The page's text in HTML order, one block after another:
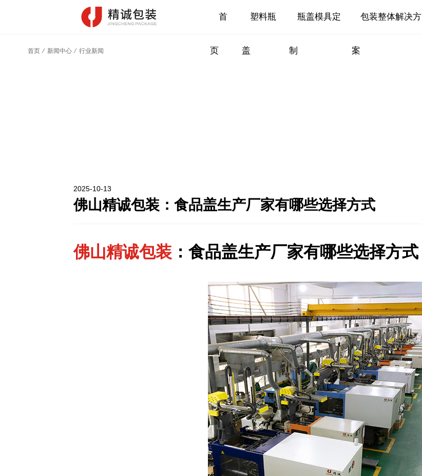
首
页
塑料瓶
盖
瓶盖模具定
制
包装整体解决方
案
首页⁄ 新闻中心⁄ 行业新闻
2025-10-13
佛山精诚包装：食品盖生产厂家有哪些选择方式
佛山精诚包装 ：食品盖生产厂家有哪些选择方式